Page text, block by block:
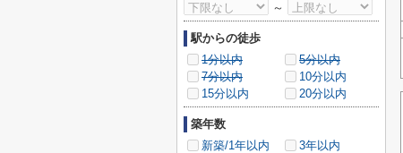
～
駅からの徒歩
1分以内
5分以内
7分以内
10分以内
15分以内
20分以内
築年数
新築/1年以内
3年以内